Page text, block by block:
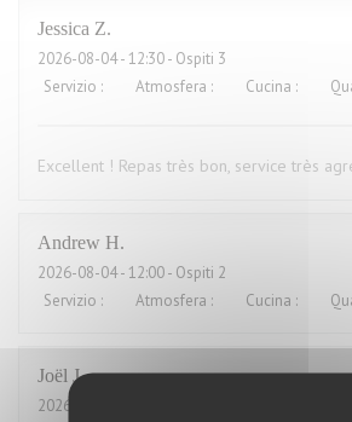
Jessica Z
2026-08-04- 12:30 - Ospiti 3
Servizio : Atmosfera : Cucina :
Excellent ! Repas très bon, service très
Andrew H
2026-08-04- 12:00 - Ospiti 2
Servizio : Atmosfera : Cucina :
Joël J
2026-08-01